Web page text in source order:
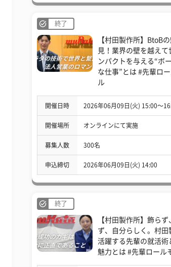
終了
【村田製作所】BtoB
見！業界の壁を越えて
ンパクトを与える“ボ
な仕事”とは #先輩ロ
ル
開催日時 2026年06月09日(火) 15:00〜
開催場所 オンラインにて実施
募集人数 300名
申込締切 2026年06月09日(火) 14:00
終了
【村田製作所】飾らず
ず、自分らしく。村田
活躍する先輩の就活術
魅力とは #先輩ロール